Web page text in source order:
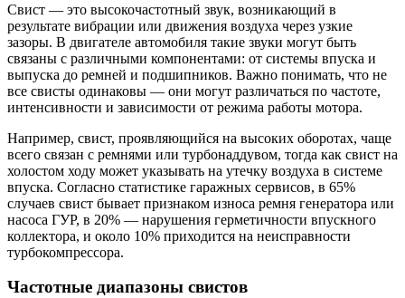
Свист — это высокочастотный звук, возникающий в
результате вибрации или движения воздуха через узкие
зазоры. В двигателе автомобиля такие звуки могут быть
связаны с различными компонентами: от системы впуска и
выпуска до ремней и подшипников. Важно понимать, что не
все свисты одинаковы — они могут различаться по частоте,
интенсивности и зависимости от режима работы мотора.
Например, свист, проявляющийся на высоких оборотах, чаще
всего связан с ремнями или турбонаддувом, тогда как свист на
холостом ходу может указывать на утечку воздуха в системе
впуска. Согласно статистике гаражных сервисов, в 65%
случаев свист бывает признаком износа ремня генератора или
насоса ГУР, в 20% — нарушения герметичности впускного
коллектора, и около 10% приходится на неисправности
турбокомпрессора.
Частотные диапазоны свистов